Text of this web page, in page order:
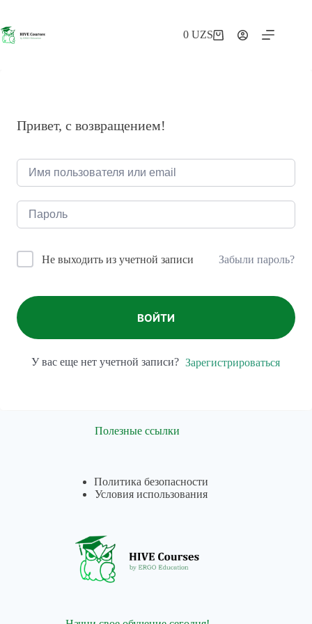
сути
Корзина
0UZS
Привет, с возвращением!
Не выходить из учетной записи Забыли пароль?
ВОЙТИ
У вас еще нет учетной записи? Зарегистрироваться
Полезные ссылки
Политика безопасности
Условия использования